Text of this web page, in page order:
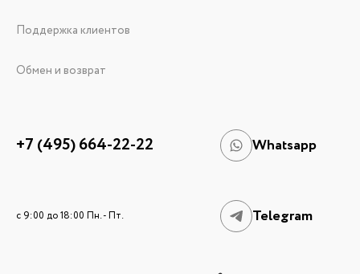
Поддержка клиентов
Обмен и возврат
+7 (495) 664-22-22 Whatsapp
c 9:00 до 18:00 Пн. - Пт. Telegram